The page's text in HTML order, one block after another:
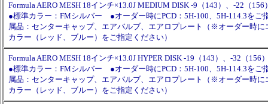
Formula AERO MESH 18インチ×13.0J MEDIUM DISK -9（143）、-22（156
●標準カラー：FMシルバー ●オーダー時にPCD：5H-100、5H-114.3を
属品：センターキャップ、エアバルブ、エアロプレート（※オーダー時に
カラー（レッド、ブルー）をご指定ください）
Formula AERO MESH 18インチ×13.0J HYPER DISK -19（143）、-32（156
●標準カラー：FMシルバー ●オーダー時にPCD：5H-100、5H-114.3を
属品：センターキャップ、エアバルブ、エアロプレート（※オーダー時に
カラー（レッド、ブルー）をご指定ください）